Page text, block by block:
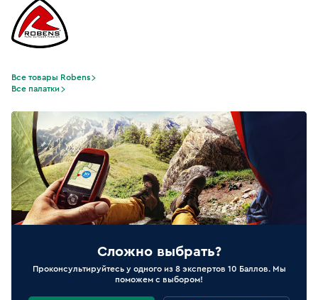
Все товары Robens
Все палатки
Сложно выбрать?
Проконсультируйтесь у одного из 8 экспертов 10 Баллов. Мы
поможем с выбором!